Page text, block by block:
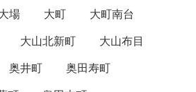
場 大町
大町南台
大山北新町
大山布目
奥井町
奥田寿町